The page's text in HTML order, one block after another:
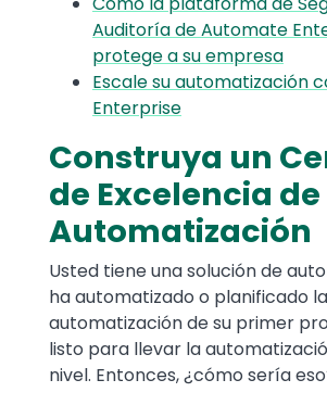
Auditoría de Automate
protege a su empresa
Escale su automatización
Enterprise
Construya un
de Excelencia de
Automatización
Usted tiene una solución de
ha automatizado o planificado la
automatización de su primer
listo para llevar la
nivel. Entonces, ¿cómo sería